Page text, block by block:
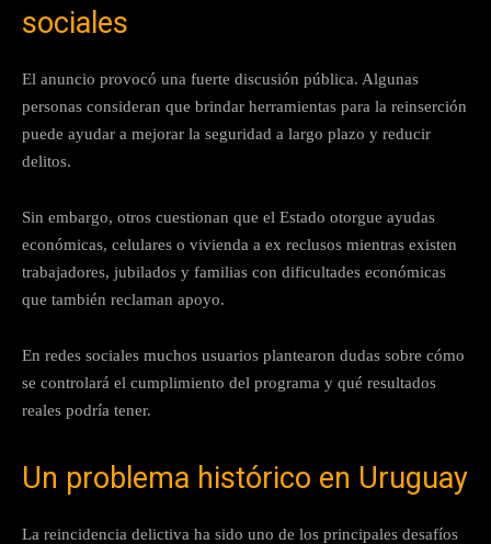
sociales
El anuncio provocó una fuerte discusión pública. Algunas
personas consideran que brindar herramientas para la reinserción
puede ayudar a mejorar la seguridad a largo plazo y reducir
delitos.
Sin embargo, otros cuestionan que el Estado otorgue ayudas
económicas, celulares o vivienda a ex reclusos mientras existen
trabajadores, jubilados y familias con dificultades económicas
que también reclaman apoyo.
En redes sociales muchos usuarios plantearon dudas sobre cómo
se controlará el cumplimiento del programa y qué resultados
reales podría tener.
Un problema histórico en Uruguay
La reincidencia delictiva ha sido uno de los principales desafíos